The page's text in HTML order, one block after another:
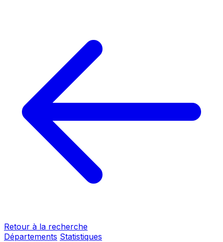
Retour à la recherche
Départements Statistiques